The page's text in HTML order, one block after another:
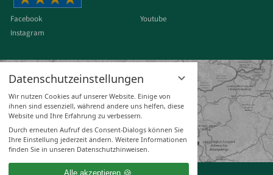
Datenschutzeinstellungen
Wir nutzen Cookies auf unserer Website. Einige von
ihnen sind essenziell, während andere uns helfen, diese
Website und Ihre Erfahrung zu verbessern.
Durch erneuten Aufruf des Consent-Dialogs können Sie
Ihre Einstellung jederzeit ändern. Weitere Informationen
finden Sie in unseren Datenschutzhinweisen.
Facebook
Instagram
Youtube